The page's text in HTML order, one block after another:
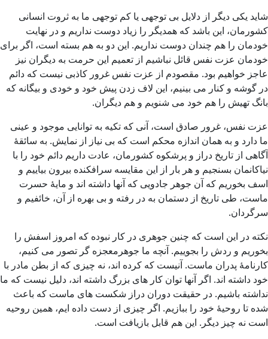
شاید یکی دیگر از دلایل بی توجهی یا کم توجهی ما به ثروت انسانی
کشورمان، این باشد که همدیگر را زیاد دوست نداریم و در نهایت
خودمان را هم چندان دوست نداریم. این دو به هم بسته است، اگر برای
خودمان عزت نفس قائل نباشیم از تعمیم این حرمت به دیگران نیز
عاجز خواهیم بود. مقصودم از عزت نفس غرور کاذبی نیست که دائم
در گوشه و کنار می بینیم، این لاف زدن پیش خود و خودی و بیگانه که
بانگ تهیش را هم خود می شنویم و هم دیگران.
عزت نفس، غرور صادق است، آنی که تکیه به توانایی موجود و عینی
ما دارد و به همان اندازه محکم است که بی نیاز از نمایش. به سائقۀ
آگاهی از تاریخ دراز و پرشکوه کشورمان، عادت داریم دائم خود را با
نیاکانمان بسنجیم و هر بار از این مقایسه سرافکنده بیرون بیاییم و
اسف بخوریم که آن جوهر جادویی که آنها داشته اند و مایۀ حسرت
ماست، طی تاریخ از دستمان به در رفته و بی بهره از آن، خائفیم و
سرگردان.
نکته در این است که چنین جوهری در کار نبوده که امروز اسفش را
بخوریم و ردش را بجوییم. آنچه ما جوهرمعجزه گر تصور می کنیم،
کارنامۀ پدران ماست. آنیست که کرده اند، نه چیزی که از بطن مادر با
خود داشته اند. اگر آنها توان کار های بزرگ داشته اند، دلیل نیست که ما
نداشته باشیم. در حقیقت دوران دراز شکست های ماست که باعث
شده تا روحیۀ خود را ببازیم. اگر چیزی از دست داده ایم، همین روحیه
است نه چیز دیگر. این هم قابل بازیافت است.